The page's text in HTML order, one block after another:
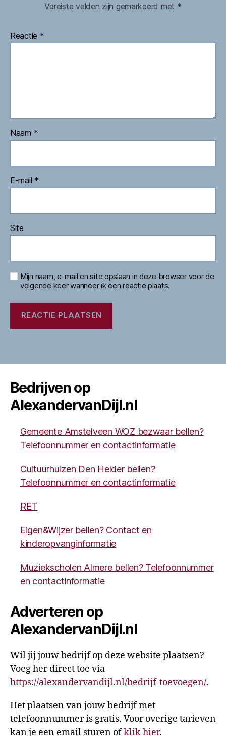
Vereiste velden zijn gemarkeerd met *
Reactie *
Naam *
E-mail *
Site
Mijn naam, e-mail en site opslaan in deze browser voor de
volgende keer wanneer ik een reactie plaats.
Bedrijven op
AlexandervanDijl.nl
Gemeente Amstelveen WOZ bezwaar bellen?
Telefoonnummer en contactinformatie
Cultuurhuizen Den Helder bellen?
Telefoonnummer en contactinformatie
RET
Eigen&Wijzer bellen? Contact en
kinderopvanginformatie
Muziekscholen Almere bellen? Telefoonnummer
en contactinformatie
Adverteren op
AlexandervanDijl.nl
Wil jij jouw bedrijf op deze website plaatsen?
Voeg her direct toe via
https://alexandervandijl.nl/bedrijf-toevoegen/.
Het plaatsen van jouw bedrijf met
telefoonnummer is gratis. Voor overige tarieven
kan je een email sturen ofklik hier.